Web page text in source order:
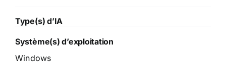
Type(s) d’IA
Système(s) d’exploitation
Windows